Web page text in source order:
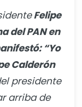
Felipe
del PAN en
“Yo
Calderón
presidente
arriba de